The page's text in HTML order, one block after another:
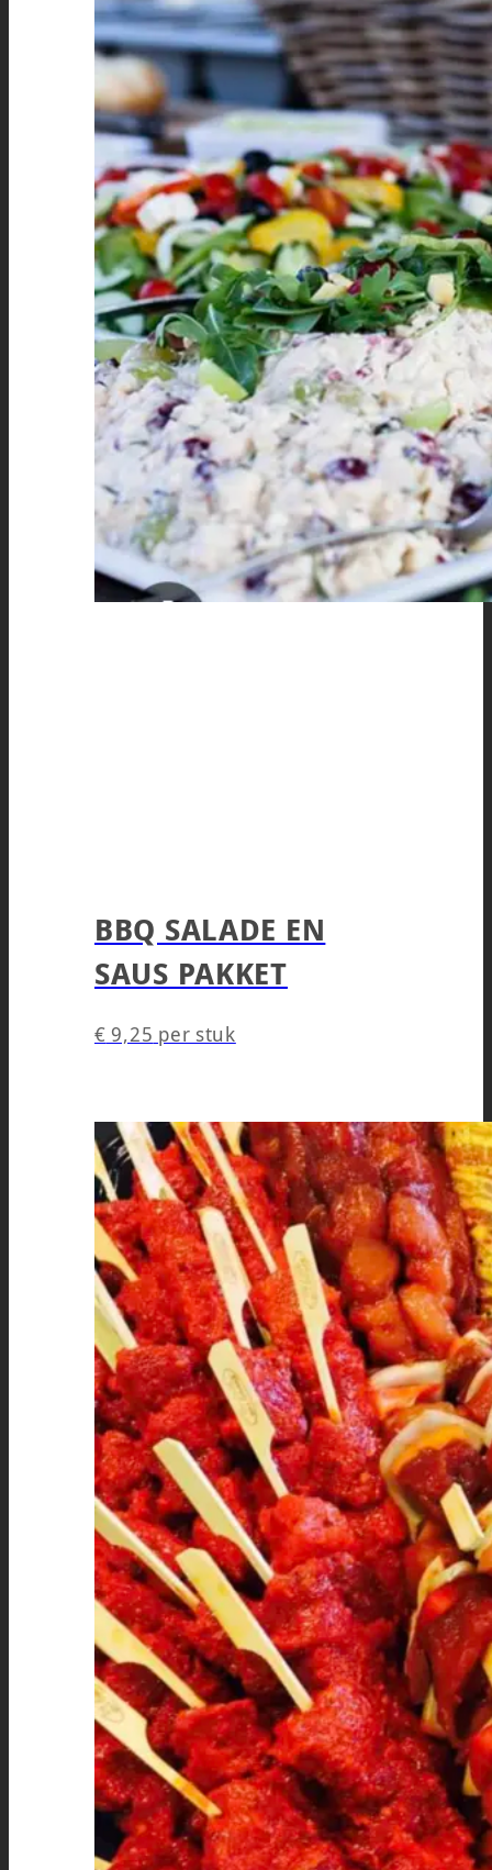
BBQ SALADE EN
SAUS PAKKET
€ 9,25 per stuk